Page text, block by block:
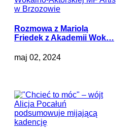
Rozmowa z Mariolą
Friedek z Akademii Wok…
maj 02, 2024